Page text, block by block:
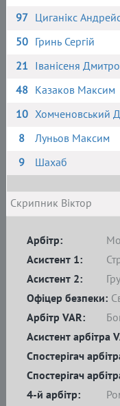
97 Циганікс
50 Гринь Сергій
21 Іванісеня Дмитро
48 Казаков Максим
10 Хомченовський
8
Луньов Максим
9
Шахаб
Скрипник Віктор
Арбітр:
Асистент 1:
Асистент 2:
4-й арбітр:
Спостерігач
Офіцер безпеки:
Арбітр VAR:
Асистент арбітра
Спостерігач